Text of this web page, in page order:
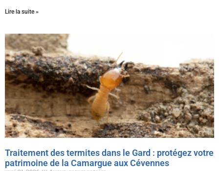
Lire la suite »
Traitement des termites dans le Gard : protégez votre
patrimoine de la Camargue aux Cévennes